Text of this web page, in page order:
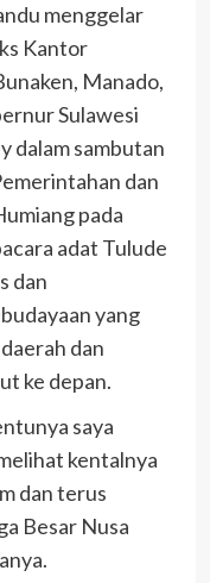
menggelar
Kantor
Manado,
Sulawesi
dalam sambutan
dan
pada
adat Tulude
dan
yang
dan
ke depan.
saya
kentalnya
dan terus
Besar Nusa